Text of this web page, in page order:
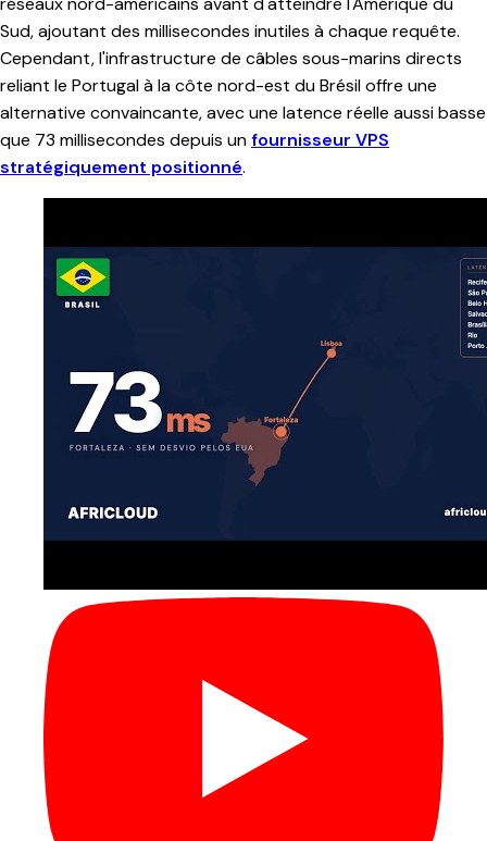
Sud, ajoutant des millisecondes inutiles à chaque requête.
Cependant, l'infrastructure de câbles sous-marins directs
reliant le Portugal à la côte nord-est du Brésil offre une
alternative convaincante, avec une latence réelle aussi basse
que 73 millisecondes depuis unfournisseur VPS
stratégiquement positionné.